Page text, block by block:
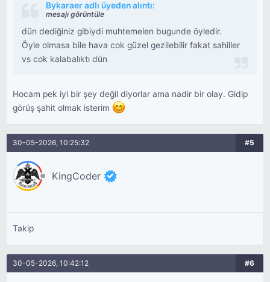
Bykaraer adlı üyeden alıntı:
mesajı görüntüle
dün dediğiniz gibiydi muhtemelen bugunde öyledir.
Öyle olmasa bile hava cok güzel gezilebilir fakat sahiller
vs cok kalabalıktı dün
Hocam pek iyi bir şey değil diyorlar ama nadir bir olay. Gidip
görüş şahit olmak isterim
30-05-2026, 10:25:32 #5
KingCoder
Takip
30-05-2026, 10:42:12 #6